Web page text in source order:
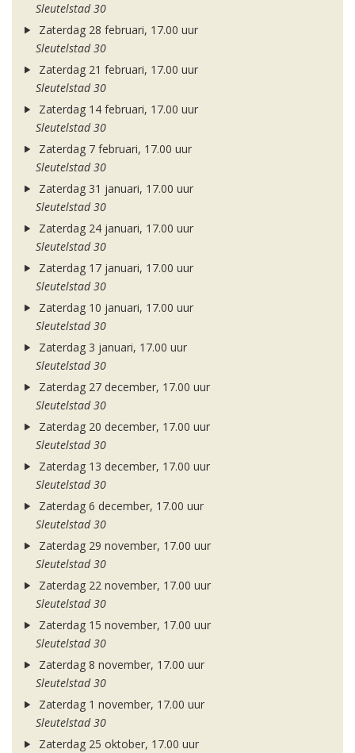
Sleutelstad 30
Zaterdag 28 februari, 17.00 uur
Sleutelstad 30
Zaterdag 21 februari, 17.00 uur
Sleutelstad 30
Zaterdag 14 februari, 17.00 uur
Sleutelstad 30
Zaterdag 7 februari, 17.00 uur
Sleutelstad 30
Zaterdag 31 januari, 17.00 uur
Sleutelstad 30
Zaterdag 24 januari, 17.00 uur
Sleutelstad 30
Zaterdag 17 januari, 17.00 uur
Sleutelstad 30
Zaterdag 10 januari, 17.00 uur
Sleutelstad 30
Zaterdag 3 januari, 17.00 uur
Sleutelstad 30
Zaterdag 27 december, 17.00 uur
Sleutelstad 30
Zaterdag 20 december, 17.00 uur
Sleutelstad 30
Zaterdag 13 december, 17.00 uur
Sleutelstad 30
Zaterdag 6 december, 17.00 uur
Sleutelstad 30
Zaterdag 29 november, 17.00 uur
Sleutelstad 30
Zaterdag 22 november, 17.00 uur
Sleutelstad 30
Zaterdag 15 november, 17.00 uur
Sleutelstad 30
Zaterdag 8 november, 17.00 uur
Sleutelstad 30
Zaterdag 1 november, 17.00 uur
Sleutelstad 30
Zaterdag 25 oktober, 17.00 uur